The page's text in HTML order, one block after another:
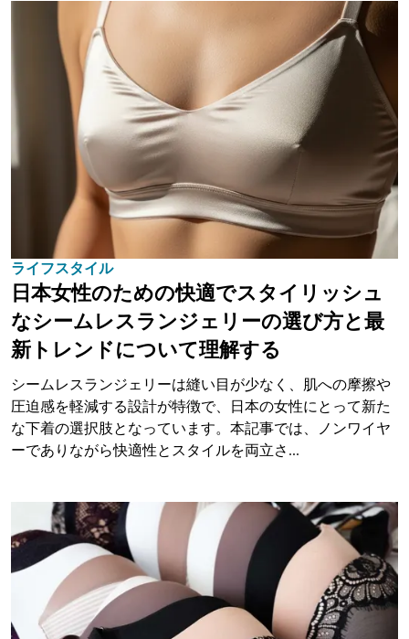
ライフスタイル
日本女性のための快適でスタイリッシュ
なシームレスランジェリーの選び方と最
新トレンドについて理解する
シームレスランジェリーは縫い目が少なく、肌への摩擦や
圧迫感を軽減する設計が特徴で、日本の女性にとって新た
な下着の選択肢となっています。本記事では、ノンワイヤ
ーでありながら快適性とスタイルを両立さ...